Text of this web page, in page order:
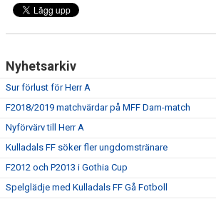
Nyhetsarkiv
Sur förlust för Herr A
F2018/2019 matchvärdar på MFF Dam-match
Nyförvärv till Herr A
Kulladals FF söker fler ungdomstränare
F2012 och P2013 i Gothia Cup
Spelglädje med Kulladals FF Gå Fotboll